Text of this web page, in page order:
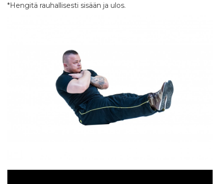
*Hengitä rauhallisesti sisään ja ulos.